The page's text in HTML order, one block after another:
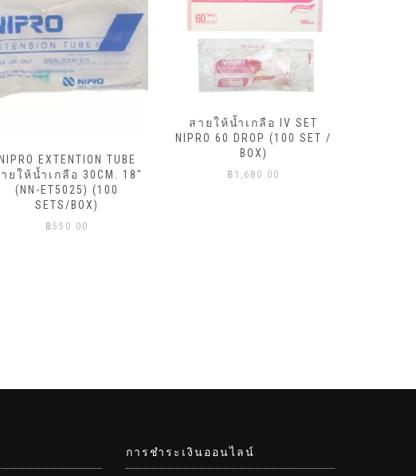
NIPRO EXTENTION TUBE
ยให้น้ำเกลือ 30CM. 18″
(NN-ET5025) (100
SETS/BOX)
฿550.00
สายให้น้ำเกลือ IV SET
NIPRO 60 DROP (100 SET /
BOX)
฿ 1,680.00
การชำระเงินออนไลน์